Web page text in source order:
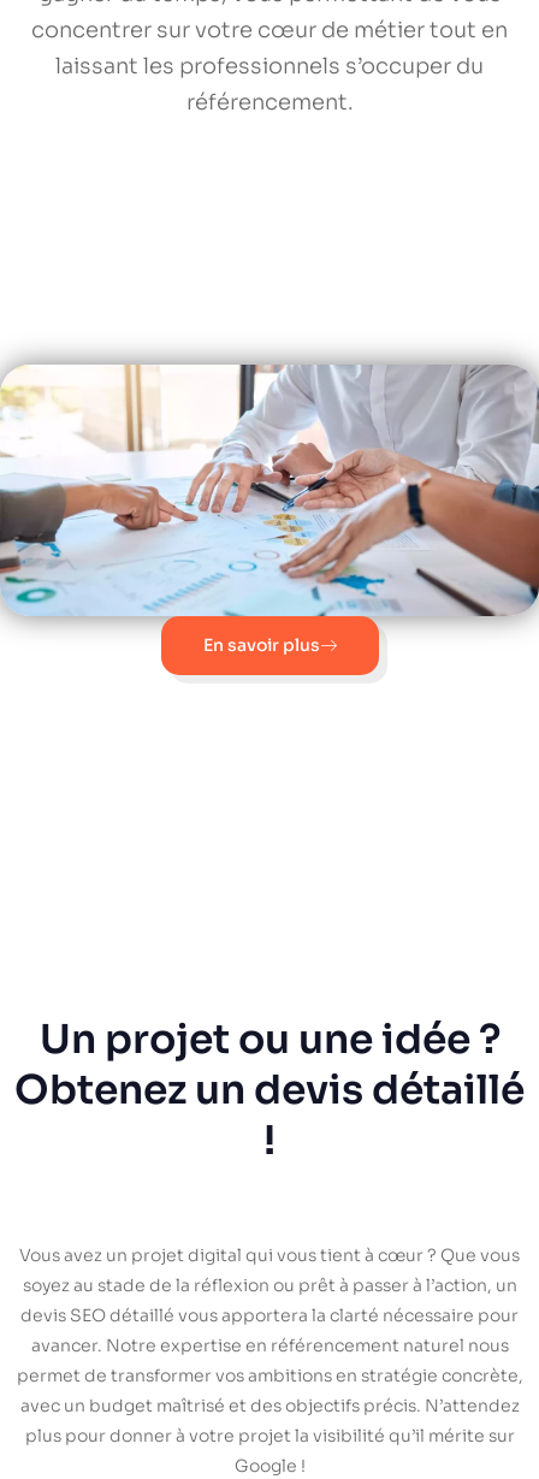
concentrer sur votre cœur de métier tout en
laissant les professionnels s’occuper du
référencement.
En savoir plus
Un projet ou une idée ?
Obtenez un devis détaillé
!
Vous avez un projet digital qui vous tient à cœur ? Que vous
soyez au stade de la réflexion ou prêt à passer à l’action, un
devis SEO détaillé vous apportera la clarté nécessaire pour
avancer. Notre expertise en référencement naturel nous
permet de transformer vos ambitions en stratégie concrète,
avec un budget maîtrisé et des objectifs précis. N’attendez
plus pour donner à votre projet la visibilité qu’il mérite sur
Google !